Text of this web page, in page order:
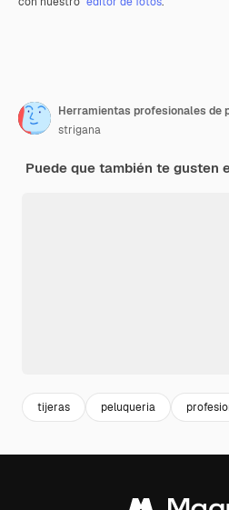
Herramientas profesionales de
strigana
Puede que también te gusten
tijeras peluqueria